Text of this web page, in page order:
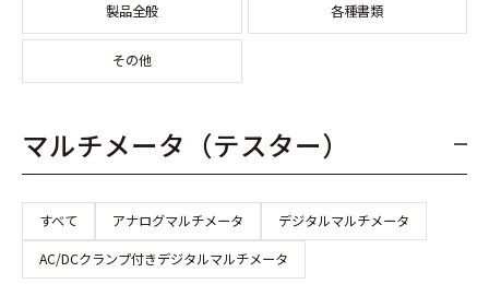
製品全般 各種書類
その他
マルチメータ（テスター）
すべて アナログマルチメータ
デジタルマルチメータ
AC/DCクランプ付きデジタルマルチメータ